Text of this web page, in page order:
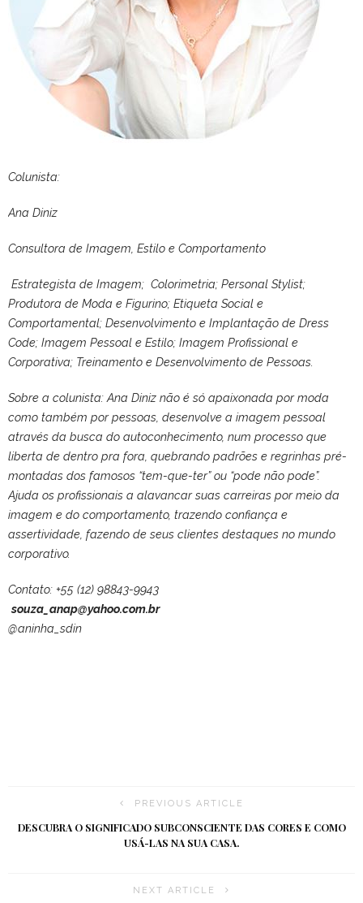
Colunista:
Ana Diniz
Consultora de Imagem, Estilo e Comportamento
Estrategista de Imagem; Colorimetria; Personal Stylist;
Produtora de Moda e Figurino; Etiqueta Social e
Comportamental; Desenvolvimento e Implantação de Dress
Code; Imagem Pessoal e Estilo; Imagem Profissional e
Corporativa; Treinamento e Desenvolvimento de Pessoas.
Sobre a colunista: Ana Diniz não é só apaixonada por moda
como também por pessoas, desenvolve a imagem pessoal
através da busca do autoconhecimento, num processo que
liberta de dentro pra fora, quebrando padrões e regrinhas pré-
montadas dos famosos “tem-que-ter” ou “pode não pode”.
Ajuda os profissionais a alavancar suas carreiras por meio da
imagem e do comportamento, trazendo confiança e
assertividade, fazendo de seus clientes destaques no mundo
corporativo.
Contato: +55 (12) 98843-9943
souza_anap@yahoo.com.br
@aninha_sdin
PREVIOUS ARTICLE
DESCUBRA O SIGNIFICADO SUBCONSCIENTE DAS CORES E COMO
USÁ-LAS NA SUA CASA.
NEXT ARTICLE